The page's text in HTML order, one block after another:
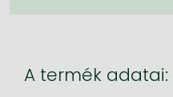
A termék adatai: